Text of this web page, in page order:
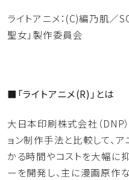
ライトアニメ：(C)編乃肌／
聖女」製作委員会
■「ライトアニメ(R)」とは
大日本印刷株式会社（DNP）
ョン制作手法と比較して、 ア
かる時間やコストを大幅に
ーを開発し、主に漫画原作